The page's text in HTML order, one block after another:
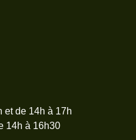
et de 14h à 17h
14h à 16h30